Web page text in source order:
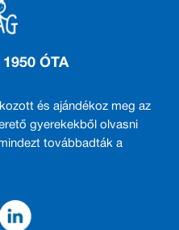
1950 ÓTA
és ajándékoz meg az
gyerekekből olvasni
továbbadták a